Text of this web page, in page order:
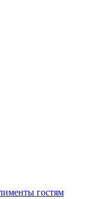
гостям